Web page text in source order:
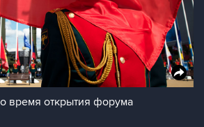
время открытия форума